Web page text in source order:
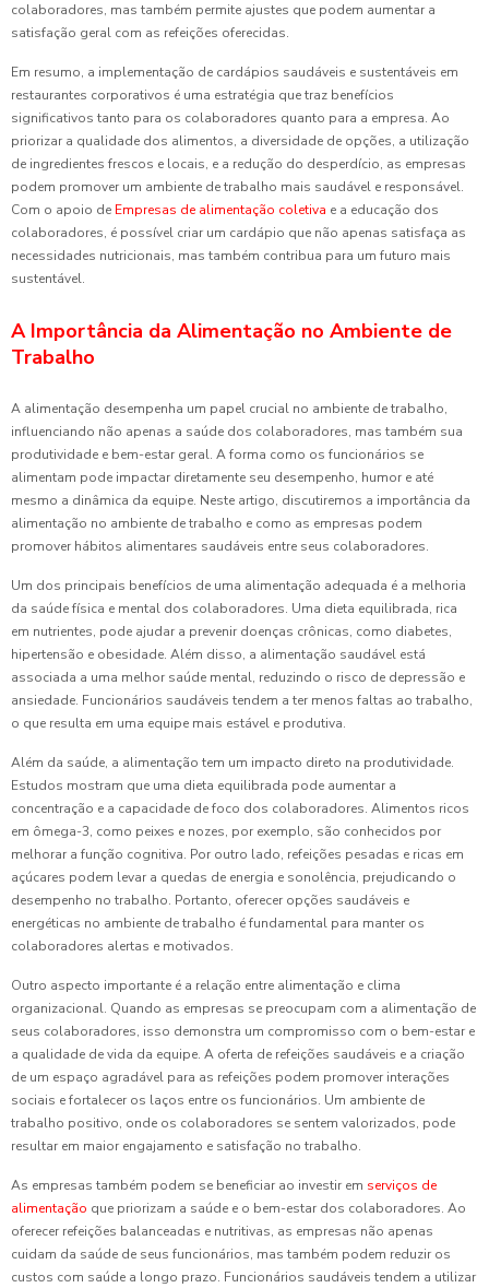
colaboradores, mas também permite ajustes que podem aumentar a
satisfação geral com as refeições oferecidas.
Em resumo, a implementação de cardápios saudáveis e sustentáveis em
restaurantes corporativos é uma estratégia que traz benefícios
significativos tanto para os colaboradores quanto para a empresa. Ao
priorizar a qualidade dos alimentos, a diversidade de opções, a utilização
de ingredientes frescos e locais, e a redução do desperdício, as empresas
podem promover um ambiente de trabalho mais saudável e responsável.
Com o apoio de Empresas de alimentação coletiva e a educação dos
colaboradores, é possível criar um cardápio que não apenas satisfaça as
necessidades nutricionais, mas também contribua para um futuro mais
sustentável.
A Importância da Alimentação no Ambiente de
Trabalho
A alimentação desempenha um papel crucial no ambiente de trabalho,
influenciando não apenas a saúde dos colaboradores, mas também sua
produtividade e bem-estar geral. A forma como os funcionários se
alimentam pode impactar diretamente seu desempenho, humor e até
mesmo a dinâmica da equipe. Neste artigo, discutiremos a importância da
alimentação no ambiente de trabalho e como as empresas podem
promover hábitos alimentares saudáveis entre seus colaboradores.
Um dos principais benefícios de uma alimentação adequada é a melhoria
da saúde física e mental dos colaboradores. Uma dieta equilibrada, rica
em nutrientes, pode ajudar a prevenir doenças crônicas, como diabetes,
hipertensão e obesidade. Além disso, a alimentação saudável está
associada a uma melhor saúde mental, reduzindo o risco de depressão e
ansiedade. Funcionários saudáveis tendem a ter menos faltas ao trabalho,
o que resulta em uma equipe mais estável e produtiva.
Além da saúde, a alimentação tem um impacto direto na produtividade.
Estudos mostram que uma dieta equilibrada pode aumentar a
concentração e a capacidade de foco dos colaboradores. Alimentos ricos
em ômega-3, como peixes e nozes, por exemplo, são conhecidos por
melhorar a função cognitiva. Por outro lado, refeições pesadas e ricas em
açúcares podem levar a quedas de energia e sonolência, prejudicando o
desempenho no trabalho. Portanto, oferecer opções saudáveis e
energéticas no ambiente de trabalho é fundamental para manter os
colaboradores alertas e motivados.
Outro aspecto importante é a relação entre alimentação e clima
organizacional. Quando as empresas se preocupam com a alimentação de
seus colaboradores, isso demonstra um compromisso com o bem-estar e
a qualidade de vida da equipe. A oferta de refeições saudáveis e a criação
de um espaço agradável para as refeições podem promover interações
sociais e fortalecer os laços entre os funcionários. Um ambiente de
trabalho positivo, onde os colaboradores se sentem valorizados, pode
resultar em maior engajamento e satisfação no trabalho.
As empresas também podem se beneficiar ao investir em serviços de
alimentação que priorizam a saúde e o bem-estar dos colaboradores. Ao
oferecer refeições balanceadas e nutritivas, as empresas não apenas
cuidam da saúde de seus funcionários, mas também podem reduzir os
custos com saúde a longo prazo. Funcionários saudáveis tendem a utilizar